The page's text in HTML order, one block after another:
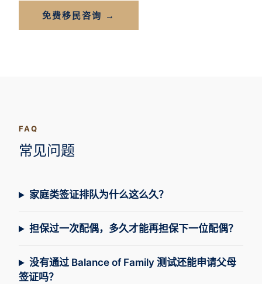
免费移民咨询 →
FAQ
常见问题
家庭类签证排队为什么这么久？
担保过一次配偶，多久才能再担保下一位配偶？
没有通过 Balance of Family 测试还能申请父母
签证吗？